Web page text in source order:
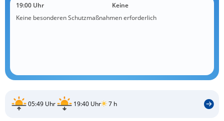
19:00 Uhr
Keine
Keine besonderen Schutzmaßnahmen erforderlich
05:49 Uhr 19:40 Uhr 7 h